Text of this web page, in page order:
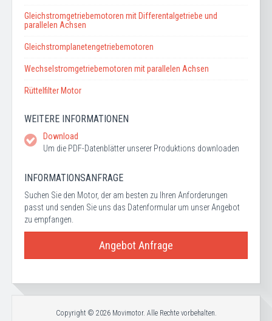
Gleichstromgetriebemotoren mit Differentalgetriebe und
parallelen Achsen
Gleichstromplanetengetriebemotoren
Wechselstromgetriebemotoren mit parallelen Achsen
Rüttelfilter Motor
WEITERE INFORMATIONEN
Download
Um die PDF-Datenblätter unserer Produktions downloaden
INFORMATIONSANFRAGE
Suchen Sie den Motor, der am besten zu Ihren Anforderungen
passt und senden Sie uns das Datenformular um unser Angebot
zu empfangen.
Angebot Anfrage
Copyright © 2026 Movimotor. Alle Rechte vorbehalten.